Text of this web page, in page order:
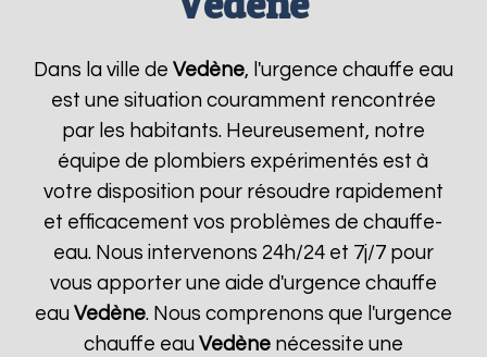
Dans la ville de Vedène, l'urgence chauffe eau
est une situation couramment rencontrée
par les habitants. Heureusement, notre
équipe de plombiers expérimentés est à
votre disposition pour résoudre rapidement
et efficacement vos problèmes de chauffe-
eau. Nous intervenons 24h/24 et 7j/7 pour
vous apporter une aide d'urgence chauffe
eau Vedène. Nous comprenons que l'urgence
chauffe eau Vedènenécessite une